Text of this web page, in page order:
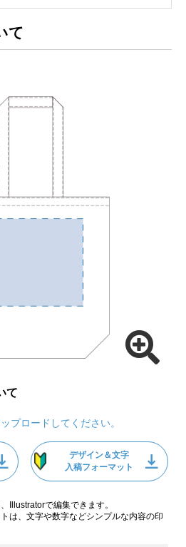
て
て
プロードしてください。
デザイン＆文字
入稿フォーマット
Illustratorで編集できます。
は、文字や数字などシンプルな内容の印